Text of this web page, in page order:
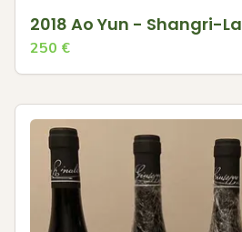
2018 Ao Yun - Shangri-La
250 €